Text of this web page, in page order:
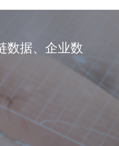
数据、企业数